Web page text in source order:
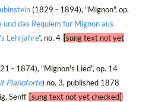
(1829 - 1894), "Mignon", op.
und das Requiem fur Mignon aus
Lehrjahre", no. 4 [sung text not yet
- 1874), "Mignon's Lied", op. 14
Pianoforte) no. 3, published 1878
Senff [sung text not yet checked]